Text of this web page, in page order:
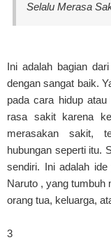
Selalu Merasa
Ini adalah bagian
dengan sangat baik.
pada cara hidup
rasa sakit karena
merasakan sakit,
hubungan seperti itu.
sendiri. Ini adalah
Naruto , yang tumbuh
orang tua, keluarga,
3